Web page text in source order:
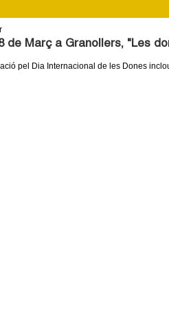
de Març a Granollers, "Les
pel Dia Internacional de les Dones